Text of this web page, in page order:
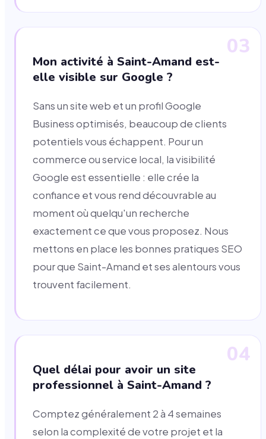
03
Mon activité à Saint-Amand est-
elle visible sur Google ?
Sans un site web et un profil Google
Business optimisés, beaucoup de clients
potentiels vous échappent. Pour un
commerce ou service local, la visibilité
Google est essentielle : elle crée la
confiance et vous rend découvrable au
moment où quelqu'un recherche
exactement ce que vous proposez. Nous
mettons en place les bonnes pratiques SEO
pour que Saint-Amand et ses alentours vous
trouvent facilement.
04
Quel délai pour avoir un site
professionnel à Saint-Amand ?
Comptez généralement 2 à 4 semaines
selon la complexité de votre projet et la